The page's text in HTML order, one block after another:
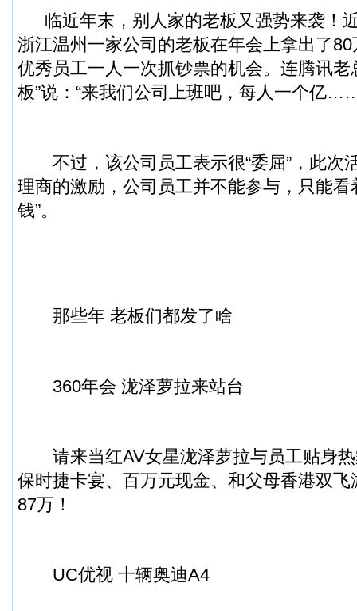
临近年末，别人家的老板又强势来袭！
浙江温州一家公司的老板在年会上拿出了80
优秀员工一人一次抓钞票的机会。连腾讯老
板”说：“来我们公司上班吧，每人一个亿
不过，该公司员工表示很“委屈”，此次
理商的激励，公司员工并不能参与，只能看
钱”。
那些年 老板们都发了啥
360年会 泷泽萝拉来站台
请来当红AV女星泷泽萝拉与员工贴身热
保时捷卡宴、百万元现金、和父母香港双
87万！
UC优视 十辆奥迪A4